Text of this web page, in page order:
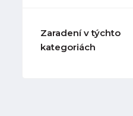
Zaradení v týchto
kategoriách